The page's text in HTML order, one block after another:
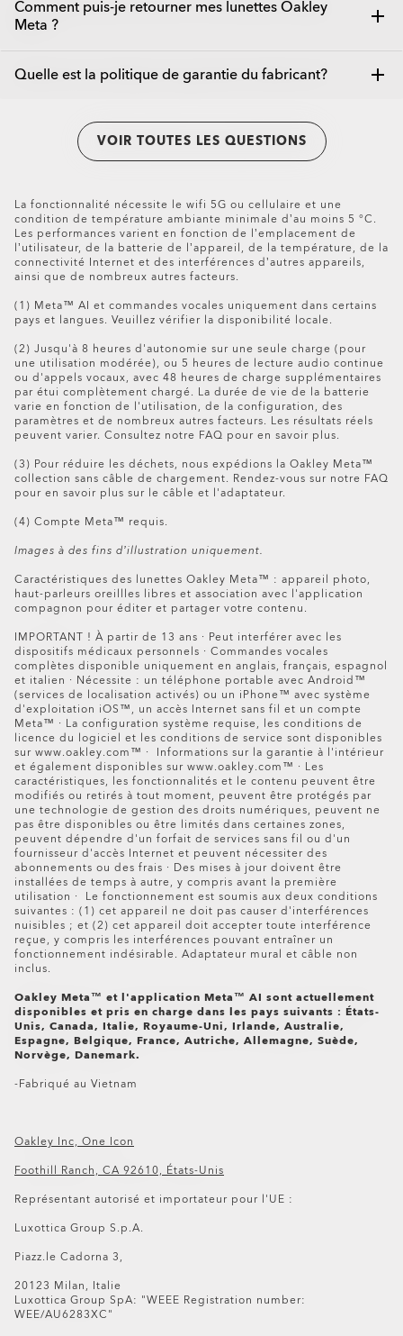
Oakley Meta HSTN Replacement Lens
€156.00
Oakley Meta HSTN Replacement Lens
€156.00
Oakley Meta HSTN Replacement Lens
en Suède et en Australie. Elles sont également
disponibles sur certains stores via le site Web de Meta.
Cependant certaines exclusions régionales peuvent
politique d'expédition.
* Veuillez noter qu’en raison des réglementations locales
peuvent pas être expédiées en Alaska, à Hawaï et à Porto
Pour utiliser les lunettes Oakley Meta, vous devez
connecter vos lunettes à un smartphone et à l'application
Meta AI. Voici la liste complète des éléments à vérifier :
Smartphone avec un système d'exploitation récent
ultérieures. Consultez la liste complète des
téléphones pris en chargeici
Chargeur USB-C (si vous chargez depuis une prise
électrique et non directement depuis un port USB)
Compte Meta valide
Application Meta AI (téléchargeable depuis votre
Apple Storeet Google Playou en scannant ce code
Comment puis-je retourner mes lunettes Oakley
Meta ?
Les retours sont rares pour les lunettes Oakley Meta,
Pour retourner vos lunettes par courrier, veuillez suivre
les étapes suivantes :
Importez tous vos enregistrements sur votre
téléphone ou sur l’application Meta AI.
Restaurez les paramètres d’usine pour supprimer
vos données personnelles et effacer vos
enregistrements.
Préparez votre retour en vous servant de la boîte
dans laquelle vos lunettes vous ont été livrées. En
plus des lunettes, veuillez ajouter tous les
accessoires, y compris l'étui de chargement. Si la
boîte n’est plus disponible ou n’est pas en bon état,
veuillez demander un kit de retour au service client
et nous vous enverrons par courrier tout ce dont
instructions d’expédition à l’intérieur de votre boîte.
Ou téléchargez les instructionsici.
Veuillez noter : votre demande de remboursement sera
traitée en magasin et vous recevrez un e-mail de
confirmation lorsque votre remboursement sera traité.
Le montant total du remboursement sera visible sur votre
compte dans un délai de 5 jours.
Les articles achetés sur Oakley.com peuvent être
retournés exclusivement dans les magasins Oakley. Il
n'est pas possible de retourner un achat en ligne dans un
magasin certifié ou un magasin premium certifié.
Quelle est la politique de garantie du fabricant?
Vous pouvez consulter et téléchargericila politique de
garantie du fabricant Oakley Meta.
VOIR TOUTES LES QUESTIONS
La fonctionnalité nécessite le wifi 5G ou cellulaire et une
condition de température ambiante minimale d’au moins 5 °C.
Les performances varient en fonction de l’emplacement de
l’utilisateur, de la batterie de l’appareil, de la température, de la
connectivité Internet et des interférences d’autres appareils,
ainsi que de nombreux autres facteurs.
(1) Meta™ AI et commandes vocales uniquement dans certains
pays et langues. Veuillez vérifier la disponibilité locale.
(2) Jusqu'à 8 heures d'autonomie sur une seule charge (pour
une utilisation modérée), ou 5 heures de lecture audio continue
ou d'appels vocaux, avec 48 heures de charge supplémentaires
par étui complètement chargé. La durée de vie de la batterie
varie en fonction de l'utilisation, de la configuration, des
paramètres et de nombreux autres facteurs. Les résultats réels
peuvent varier. Consultez notre FAQ pour en savoir plus.
(3) Pour réduire les déchets, nous expédions la Oakley Meta™
collection sans câble de chargement. Rendez-vous sur notre FAQ
pour en savoir plus sur le câble et l'adaptateur.
(4) Compte Meta™ requis.
Images à des fins d’illustration uniquement.
Caractéristiques des lunettes Oakley Meta™ : appareil photo,
haut-parleurs oreillles libres et association avec l'application
compagnon pour éditer et partager votre contenu.
IMPORTANT ! À partir de 13 ans · Peut interférer avec les
dispositifs médicaux personnels · Commandes vocales
complètes disponible uniquement en anglais, français, espagnol
et italien · Nécessite : un téléphone portable avec Android™
(services de localisation activés) ou un iPhone™ avec système
d'exploitation iOS™, un accès Internet sans fil et un compte
Meta™ · La configuration système requise, les conditions de
licence du logiciel et les conditions de service sont disponibles
sur www.oakley.com™ · Informations sur la garantie à l'intérieur
et également disponibles sur www.oakley.com™ · Les
caractéristiques, les fonctionnalités et le contenu peuvent être
modifiés ou retirés à tout moment, peuvent être protégés par
une technologie de gestion des droits numériques, peuvent ne
pas être disponibles ou être limités dans certaines zones,
peuvent dépendre d'un forfait de services sans fil ou d'un
fournisseur d'accès Internet et peuvent nécessiter des
abonnements ou des frais · Des mises à jour doivent être
installées de temps à autre, y compris avant la première
utilisation · Le fonctionnement est soumis aux deux conditions
suivantes : (1) cet appareil ne doit pas causer d'interférences
nuisibles ; et (2) cet appareil doit accepter toute interférence
reçue, y compris les interférences pouvant entraîner un
fonctionnement indésirable. Adaptateur mural et câble non
inclus.
Oakley Meta™ et l'application Meta™ AI sont actuellement
disponibles et pris en charge dans les pays suivants : États-
Unis, Canada, Italie, Royaume-Uni, Irlande, Australie,
Espagne, Belgique, France, Autriche, Allemagne, Suède,
Norvège, Danemark.
-Fabriqué au Vietnam
Oakley Inc, One Icon
Foothill Ranch, CA 92610, États-Unis
Représentant autorisé et importateur pour l'UE :
Luxottica Group S.p.A.
Piazz.le Cadorna 3,
20123 Milan, Italie
Luxottica Group SpA: "WEEE Registration number:
WEE/AU6283XC"